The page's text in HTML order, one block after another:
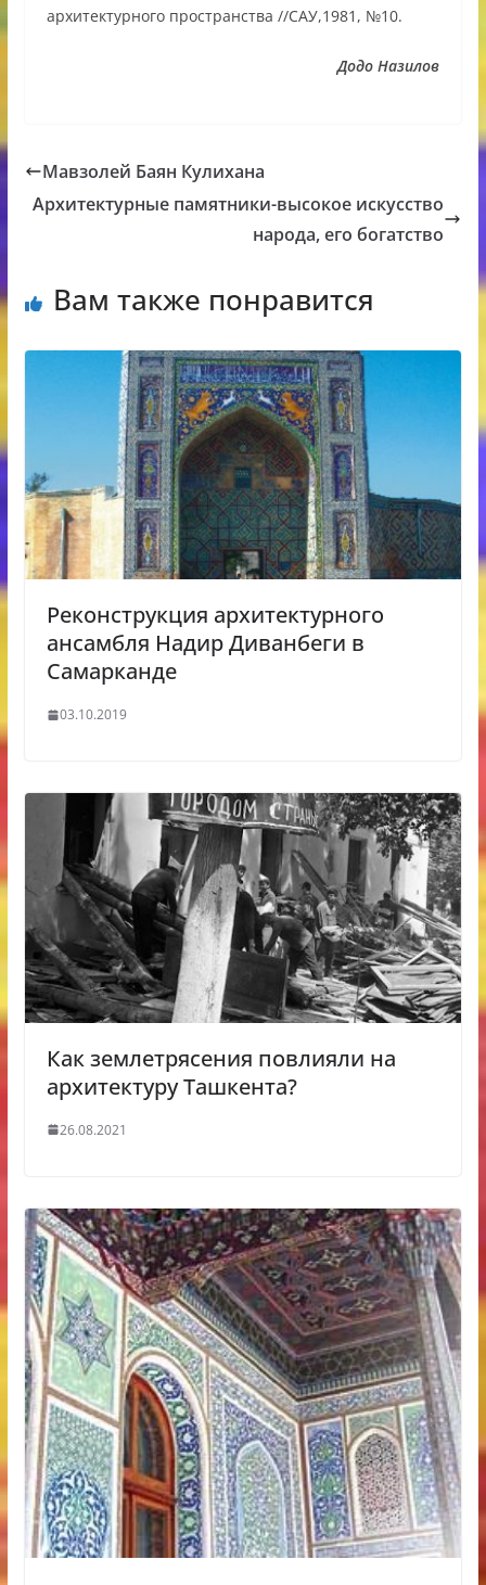
архитектурного пространства //САУ,1981, №10.
Додо Назилов
Мавзолей Баян Кулихана
Архитектурные памятники-высокое искусство
народа, его богатство
Вам также понравится
Реконструкция архитектурного
ансамбля Надир Диванбеги в
Самарканде
03.10.2019
Как землетрясения повлияли на
архитектуру Ташкента?
26.08.2021